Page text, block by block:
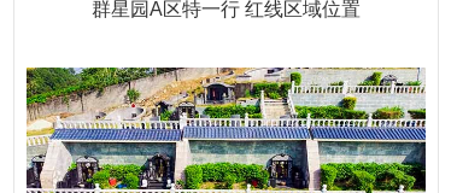
群星园A区特一行 红线区域位置